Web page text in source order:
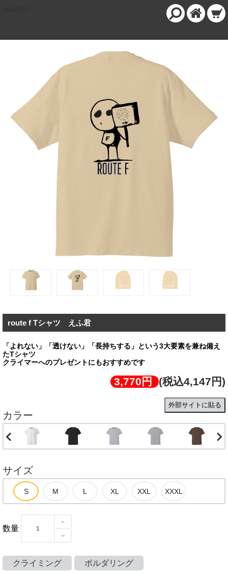
route f Tシャツ えふ君
「よれない」「透けない」「長持ちする」という3大要素を兼ね備え
たTシャツ
クライマーへのプレゼントにもおすすめです
3,770円 (税込4,147円)
外部サイトに貼る
カラー
サイズ
数量
クライミング ボルダリング